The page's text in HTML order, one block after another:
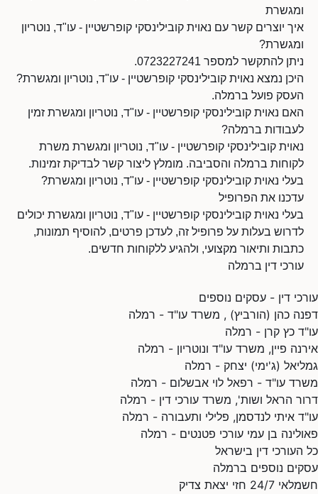
ומגשרת
איך יוצרים קשר עם נאוית קובילינסקי קופרשטיין - עו"ד, נוטריון
ומגשרת?
ניתן להתקשר למספר 0723227241.
היכן נמצא נאוית קובילינסקי קופרשטיין - עו"ד, נוטריון ומגשרת?
העסק פועל ברמלה.
האם נאוית קובילינסקי קופרשטיין - עו"ד, נוטריון ומגשרת זמין
לעבודות ברמלה?
נאוית קובילינסקי קופרשטיין - עו"ד, נוטריון ומגשרת משרת
לקוחות ברמלה והסביבה. מומלץ ליצור קשר לבדיקת זמינות.
בעלי נאוית קובילינסקי קופרשטיין - עו"ד, נוטריון ומגשרת?
עדכנו את הפרופיל
בעלי נאוית קובילינסקי קופרשטיין - עו"ד, נוטריון ומגשרת יכולים
לדרוש בעלות על פרופיל זה, לעדכן פרטים, להוסיף תמונות,
כתבות ותיאור מקצועי, ולהגיע ללקוחות חדשים.
עורכי דין ברמלה
עורכי דין - עסקים נוספים
דפנה כהן (הורביץ) , משרד עו"ד - רמלה
עו"ד כץ קרן - רמלה
אירנה פיין, משרד עו"ד ונוטריון - רמלה
גמליאל (ג'ימי) יצחק - רמלה
משרד עו"ד - רפאל לוי אבשלום - רמלה
דרור הראל ושות', משרד עורכי דין - רמלה
עו"ד איתי לנדסמן, פלילי ותעבורה - רמלה
פאולינה בן עמי עורכי פטנטים - רמלה
כל העורכי דין בישראל
עסקים נוספים ברמלה
חשמלאי 24/7 חזי יצאת צדיק